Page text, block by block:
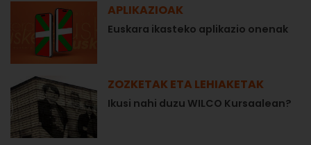
APLIKAZIOAK
Euskara ikasteko aplikazio onenak
ZOZKETAK ETA LEHIAKETAK
Ikusi nahi duzu WILCO Kursaalean?